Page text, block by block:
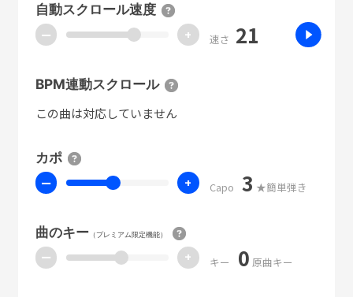
自動スクロール速度
ー + 速さ 21
BPM連動スクロール
この曲は対応していません
カポ
ー + Capo 3 ★簡単弾き
曲のキー（プレミアム限定機能）
ー + キー 0 原曲キー